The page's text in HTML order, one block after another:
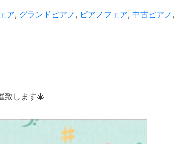
ア, グランドピアノ , ピアノフェア, 中古ピアノ
致します🎄